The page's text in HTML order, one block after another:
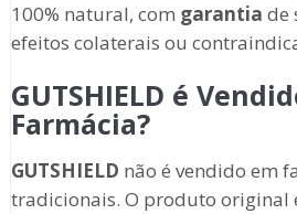
100% natural, com garantia de
efeitos colaterais ou
GUTSHIELD é
Farmácia?
GUTSHIELD não é vendido em
tradicionais. O produto original